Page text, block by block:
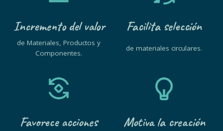
Incremento del valor
de Materiales, Productos y
Componentes.
Facilita selección
de materiales circulares.
Favorece acciones
Motiva la creación